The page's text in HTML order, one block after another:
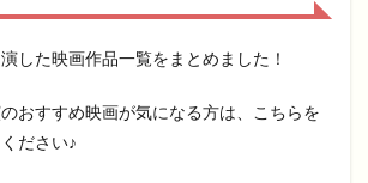
した映画作品一覧をまとめました！
おすすめ映画が気になる方は、こちらを
ださい♪